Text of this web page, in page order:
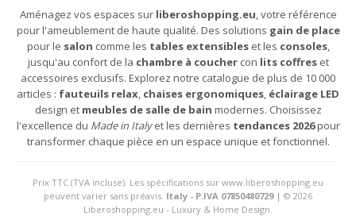
Aménagez vos espaces sur liberoshopping.eu, votre référence
pour l'ameublement de haute qualité. Des solutions gain de place
pour le salon comme les tables extensibleset les consoles,
jusqu'au confort de la chambre à couchercon lits coffreset
accessoires exclusifs. Explorez notre catalogue de plus de 10 000
articles : fauteuils relax, chaises ergonomiques, éclairage LED
design et meubles de salle de bain modernes. Choisissez
l'excellence du Made in Italyet les dernières tendances 2026pour
transformer chaque pièce en un espace unique et fonctionnel.
Prix TTC (TVA incluse). Les spécifications sur www.liberoshopping.eu
peuvent varier sans préavis. Italy - P.IVA 07850480729| © 2026
Liberoshopping.eu - Luxury & Home Design.